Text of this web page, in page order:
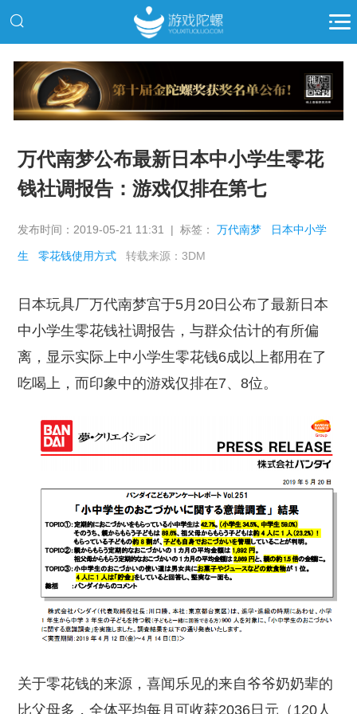
推广
万代南梦公布最新日本中小学生零花
钱社调报告：游戏仅排在第七
发布时间：2019-05-21 11:31 | 标签：万代南梦 日本中小学
生 零花钱使用方式 转载来源：3DM
日本玩具厂万代南梦宫于5月20日公布了最新日本
中小学生零花钱社调报告，与群众估计的有所偏
离，显示实际上中小学生零花钱6成以上都用在了
吃喝上，而印象中的游戏仅排在7、8位。
关于零花钱的来源，喜闻乐见的来自爷爷奶奶辈的
比父母多，全体平均每月可收获2036日元（120人